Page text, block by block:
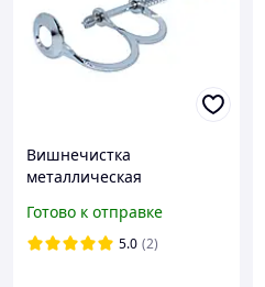
Вишнечистка
металлическая
Готово к отправке
5.0 (2)